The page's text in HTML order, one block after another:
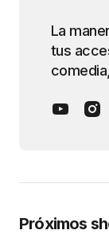
La
tus
Próximos